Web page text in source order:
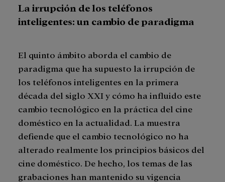
La irrupción de los teléfonos
inteligentes: un cambio de paradigma
El quinto ámbito aborda el cambio de
paradigma que ha supuesto la irrupción de
los teléfonos inteligentes en la primera
década del siglo XXI y cómo ha influido este
cambio tecnológico en la práctica del cine
doméstico en la actualidad. La muestra
defiende que el cambio tecnológico no ha
alterado realmente los principios básicos del
cine doméstico. De hecho, los temas de las
grabaciones han mantenido su vigencia